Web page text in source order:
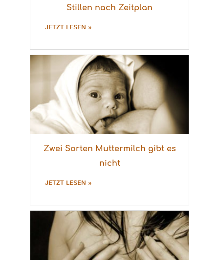
Stillen nach Zeitplan
JETZT LESEN »
Zwei Sorten Muttermilch gibt es
nicht
JETZT LESEN »